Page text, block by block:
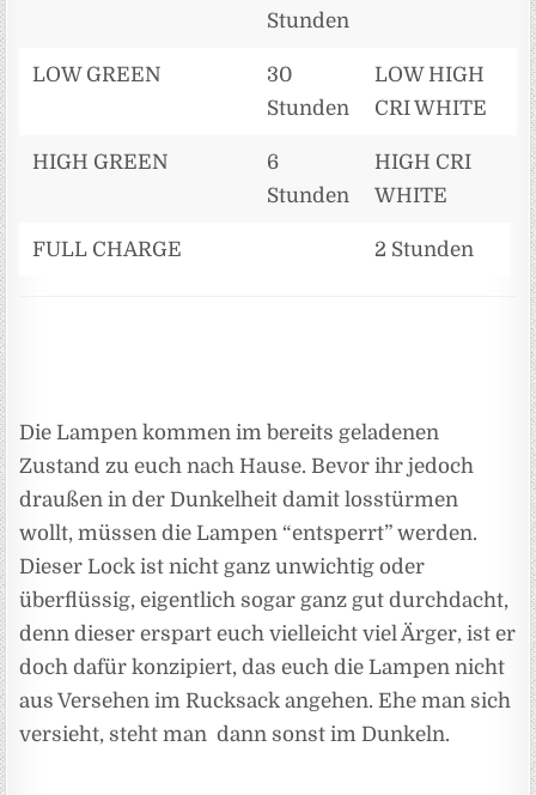
Stunden
LOW GREEN
30
Stunden
LOW HIGH
CRI WHITE
HIGH GREEN
6
Stunden
HIGH CRI
WHITE
6
FULL CHARGE 2 Stunden
Die Lampen kommen im bereits geladenen
Zustand zu euch nach Hause. Bevor ihr jedoch
draußen in der Dunkelheit damit losstürmen
wollt, müssen die Lampen “entsperrt” werden.
Dieser Lock ist nicht ganz unwichtig oder
überflüssig, eigentlich sogar ganz gut durchdacht,
denn dieser erspart euch vielleicht viel Ärger, ist er
doch dafür konzipiert, das euch die Lampen nicht
aus Versehen im Rucksack angehen. Ehe man sich
versieht, steht man dann sonst im Dunkeln.